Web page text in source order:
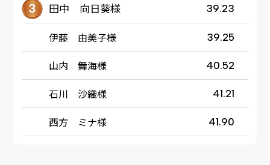
田中 向日葵様 39.23
伊藤 由美子様 39.25
山内 舞海様 40.52
石川 沙織様 41.21
西方 ミナ様 41.90